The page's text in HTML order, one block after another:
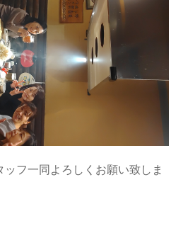
フ一同よろしくお願い致しま